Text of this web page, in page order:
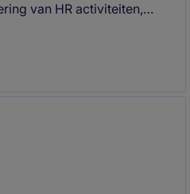
van HR activiteiten,
voor een soepel verloop
deze organisatie.